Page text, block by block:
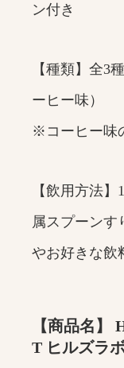
ン付き
【種類】全3
ーヒー味）
※コーヒー味
【飲用方法
属スプーンす
やお好きな飲
【商品名】
T ヒルズラ